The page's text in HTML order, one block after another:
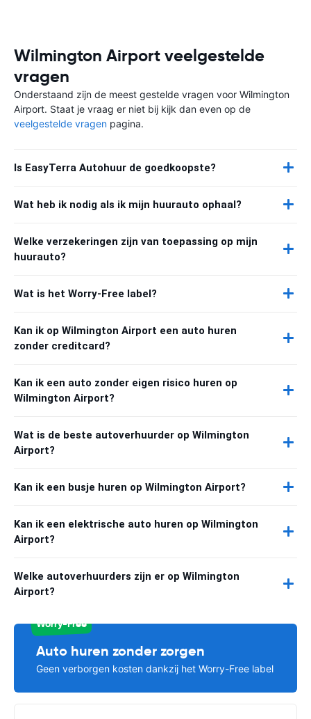
Wilmington Airport veelgestelde
vragen
Onderstaand zijn de meest gestelde vragen voor Wilmington
Airport. Staat je vraag er niet bij kijk dan even op de
veelgestelde vragen pagina.
Is EasyTerra Autohuur de goedkoopste?
Wat heb ik nodig als ik mijn huurauto ophaal?
Welke verzekeringen zijn van toepassing op mijn
huurauto?
Wat is het Worry-Free label?
Kan ik op Wilmington Airport een auto huren
zonder creditcard?
Kan ik een auto zonder eigen risico huren op
Wilmington Airport?
Wat is de beste autoverhuurder op Wilmington
Airport?
Kan ik een busje huren op Wilmington Airport?
Kan ik een elektrische auto huren op Wilmington
Airport?
Welke autoverhuurders zijn er op Wilmington
Airport?
Worry-Free
Auto huren zonder zorgen
Geen verborgen kosten dankzij het Worry-Free label